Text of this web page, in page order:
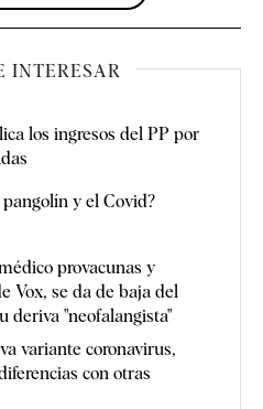
INTERESAR
los ingresos del PP por
y el Covid?
provacunas y
Vox, se da de baja del
deriva "neofalangista"
variante coronavirus,
con otras